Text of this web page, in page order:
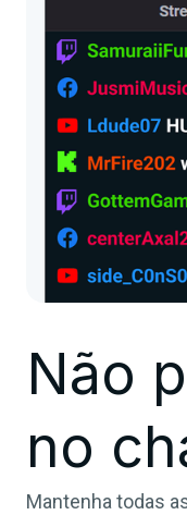
Não
no
Mantenha todas